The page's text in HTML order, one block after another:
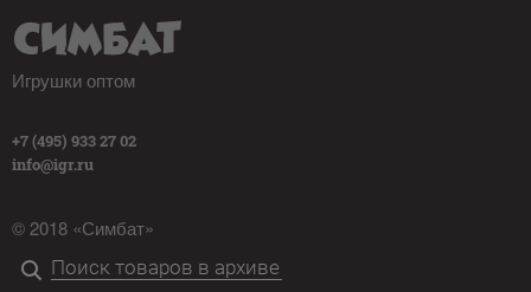
Игрушки оптом
+7 (495) 933 27 02
info@igr.ru
© 2018 «Симбат»